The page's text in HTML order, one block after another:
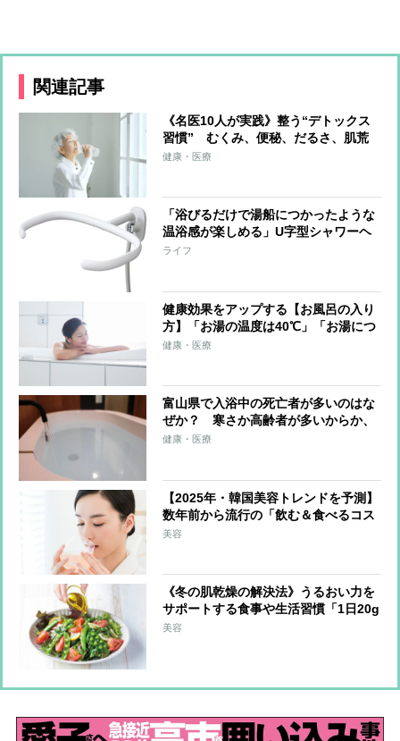
関連記事
《名医10人が実践》整う“デトックス
習慣” むくみ、便秘、だるさ、肌荒
れを一掃する食・運動・入浴・生活習
健康・医療
「浴びるだけで湯船につかったような
温浴感が楽しめる」U字型シャワーヘ
ッド 前後左右360度から噴射、使用
ライフ
健康効果をアップする【お風呂の入り
方】「お湯の温度は40℃」「お湯につ
かるのはトータル10分」「かけ湯は10
健康・医療
富山県で入浴中の死亡者が多いのはな
ぜか？ 寒さか高齢者が多いからか、
医師の見解は
健康・医療
【2025年・韓国美容トレンドを予測】
数年前から流行の「飲む＆食べるコス
メ」が日本上陸か 最注目は上あごに
美容
《冬の肌乾燥の解決法》うるおい力を
サポートする食事や生活習慣「1日20g
の油脂を」「外出時はマスクで保湿」
美容